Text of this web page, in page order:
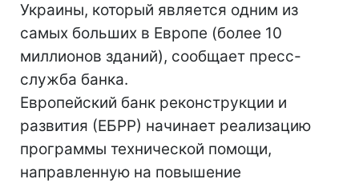
Украины, который является одним из
самых больших в Европе (более 10
миллионов зданий), сообщает пресс-
служба банка.
Европейский банк реконструкции и
развития (ЕБРР) начинает реализацию
программы технической помощи,
направленную на повышение